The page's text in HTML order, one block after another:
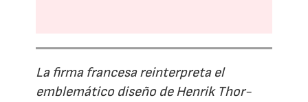
La firma francesa reinterpreta el
emblemático diseño de Henrik Thor-